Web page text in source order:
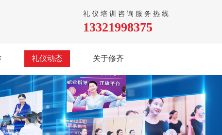
礼仪培训咨询服务热线
13321998375
礼仪动态 关于修齐